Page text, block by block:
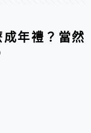
成年禮？當然